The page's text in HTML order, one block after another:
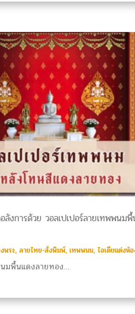
ลังการด้วย วอลเปเปอร์ลายเทพพนม
พระ, ลายไทย-สั่งพิมพ์, เทพพนม, ไอเดียแต่งห้
มพื้นแดงลายทอง...